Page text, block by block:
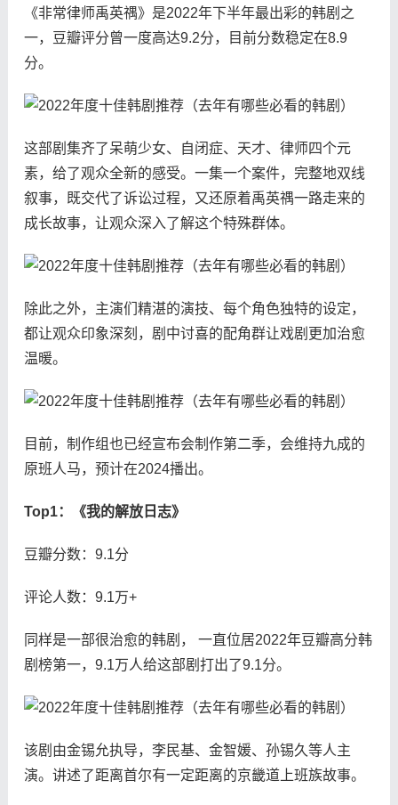
《非常律师禹英禑》是2022年下半年最出彩的韩剧之
一，豆瓣评分曾一度高达9.2分，目前分数稳定在8.9
分。
这部剧集齐了呆萌少女、自闭症、天才、律师四个元
素，给了观众全新的感受。一集一个案件，完整地双线
叙事，既交代了诉讼过程，又还原着禹英禑一路走来的
成长故事，让观众深入了解这个特殊群体。
除此之外，主演们精湛的演技、每个角色独特的设定，
都让观众印象深刻，剧中讨喜的配角群让戏剧更加治愈
温暖。
目前，制作组也已经宣布会制作第二季，会维持九成的
原班人马，预计在2024播出。
Top1：《我的解放日志》
豆瓣分数：9.1分
评论人数：9.1万+
同样是一部很治愈的韩剧， 一直位居2022年豆瓣高分韩
剧榜第一，9.1万人给这部剧打出了9.1分。
该剧由金锡允执导，李民基、金智媛、孙锡久等人主
演。讲述了距离首尔有一定距离的京畿道上班族故事。